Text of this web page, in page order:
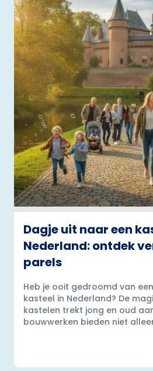
Dagje uit naar een
Nederland: ontdek
parels
Heb je ooit gedroomd van
kasteel in Nederland? De
kastelen trekt jong en oud
bouwwerken bieden niet